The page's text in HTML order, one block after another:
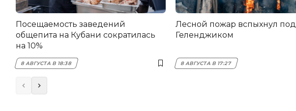
Посещаемость заведений
общепита на Кубани сократилась
на 10%
8 АВГУСТА В 18:38
Лесной пожар вспыхнул под
Геленджиком
8 АВГУСТА В 17:27